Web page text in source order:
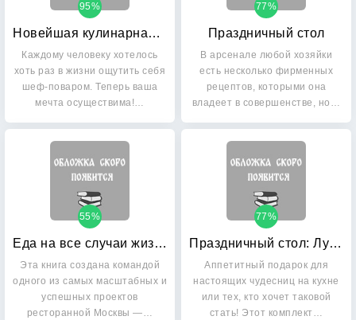
Новейшая кулинарная энциклопедия в пошаговых фотографиях: Лучшие рецепты от шеф-повара: смотри и повторяй
95%
Каждому человеку хотелось
хоть раз в жизни ощутить себя
шеф-поваром. Теперь ваша
мечта осуществима!…
Праздничный стол
77%
В арсенале любой хозяйки
есть несколько фирменных
рецептов, которыми она
владеет в совершенстве, но…
Еда на все случаи жизни
55%
Эта книга создана командой
одного из самых масштабных и
успешных проектов
ресторанной Москвы —…
Праздничный стол: Лучший подарок хозяйке
77%
Аппетитный подарок для
настоящих чудесниц на кухне
или тех, кто хочет таковой
стать! Этот комплект…